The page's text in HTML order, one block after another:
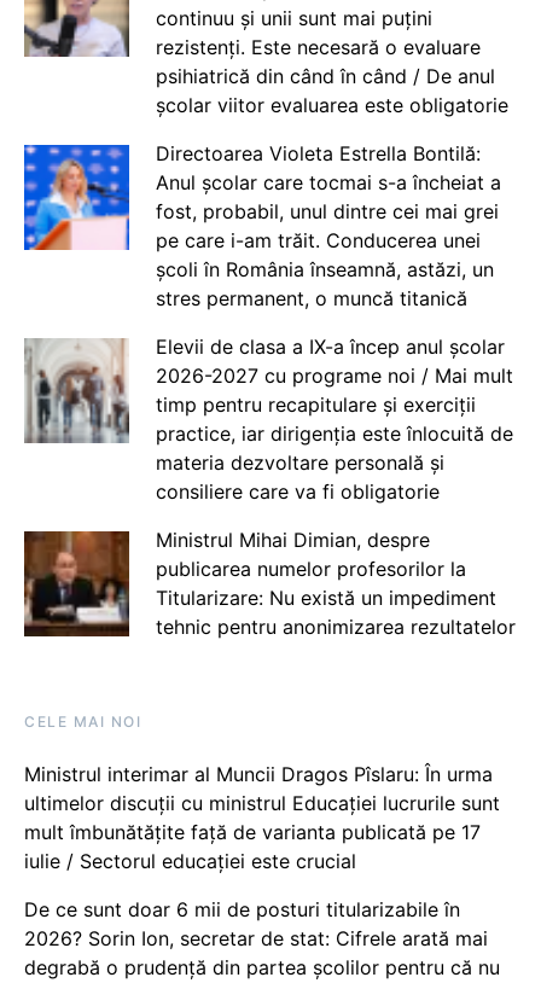
continuu și unii sunt mai puțini
rezistenți. Este necesară o evaluare
psihiatrică din când în când / De anul
școlar viitor evaluarea este obligatorie
Directoarea Violeta Estrella Bontilă:
Anul școlar care tocmai s-a încheiat a
fost, probabil, unul dintre cei mai grei
pe care i-am trăit. Conducerea unei
școli în România înseamnă, astăzi, un
stres permanent, o muncă titanică
Elevii de clasa a IX-a încep anul școlar
2026-2027 cu programe noi / Mai mult
timp pentru recapitulare și exerciții
practice, iar dirigenția este înlocuită de
materia dezvoltare personală și
consiliere care va fi obligatorie
Ministrul Mihai Dimian, despre
publicarea numelor profesorilor la
Titularizare: Nu există un impediment
tehnic pentru anonimizarea rezultatelor
CELE MAI NOI
Ministrul interimar al Muncii Dragos Pîslaru: În urma
ultimelor discuții cu ministrul Educației lucrurile sunt
mult îmbunătățite față de varianta publicată pe 17
iulie / Sectorul educației este crucial
De ce sunt doar 6 mii de posturi titularizabile în
2026? Sorin Ion, secretar de stat: Cifrele arată mai
degrabă o prudență din partea școlilor pentru că nu